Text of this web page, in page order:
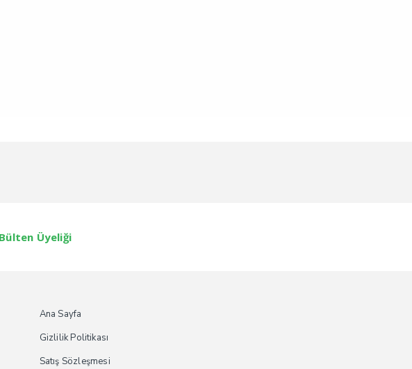
Üyeliği
Ana Sayfa
Gizlilik Politikası
Satış Sözleşmesi